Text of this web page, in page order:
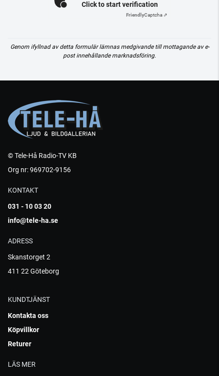
Click to start verification
FriendlyCaptcha ⇗
Genom ifyllnad av detta formulär lämnas medgivande till mottagande av e-
post innehållande marknadsföring.
© Tele-Hå Radio-TV KB
Org nr: 969702-9156
KONTAKT
031 - 10 03 20
info@tele-ha.se
ADRESS
Skanstorget 2
411 22 Göteborg
KUNDTJÄNST
Kontakta oss
Köpvillkor
Returer
LÄS MER